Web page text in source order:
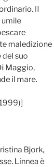
Il
umile
maledizione
del suo
Maggio,
il mare.
Bjork,
Linnea è